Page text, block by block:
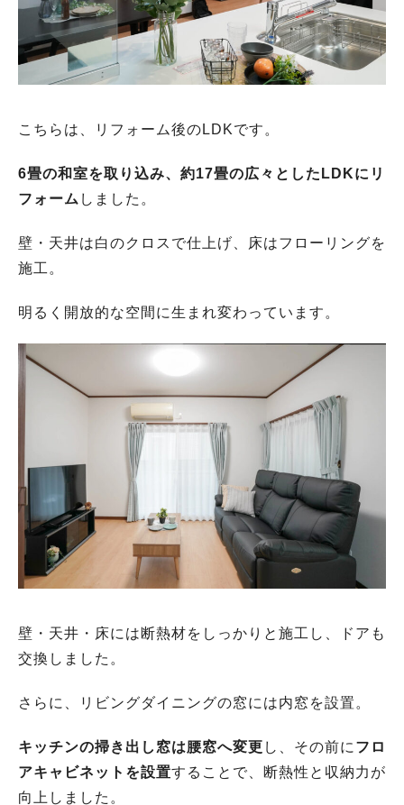
こちらは、リフォーム後のLDKです。
6畳の和室を取り込み、約17畳の広々としたLDKにリ
フォーム しました。
壁・天井は白のクロスで仕上げ、床はフローリングを
施工。
明るく開放的な空間に生まれ変わっています。
壁・天井・床には断熱材をしっかりと施工し、ドアも
交換しました。
さらに、リビングダイニングの窓には内窓を設置。
キッチンの掃き出し窓は腰窓へ変更 し、その前に フロ
アキャビネットを設置することで、断熱性と収納力が
向上しました。